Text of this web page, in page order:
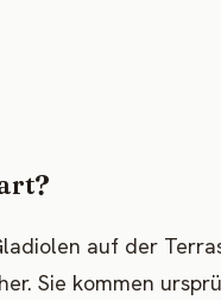
auf der
Sie kommen